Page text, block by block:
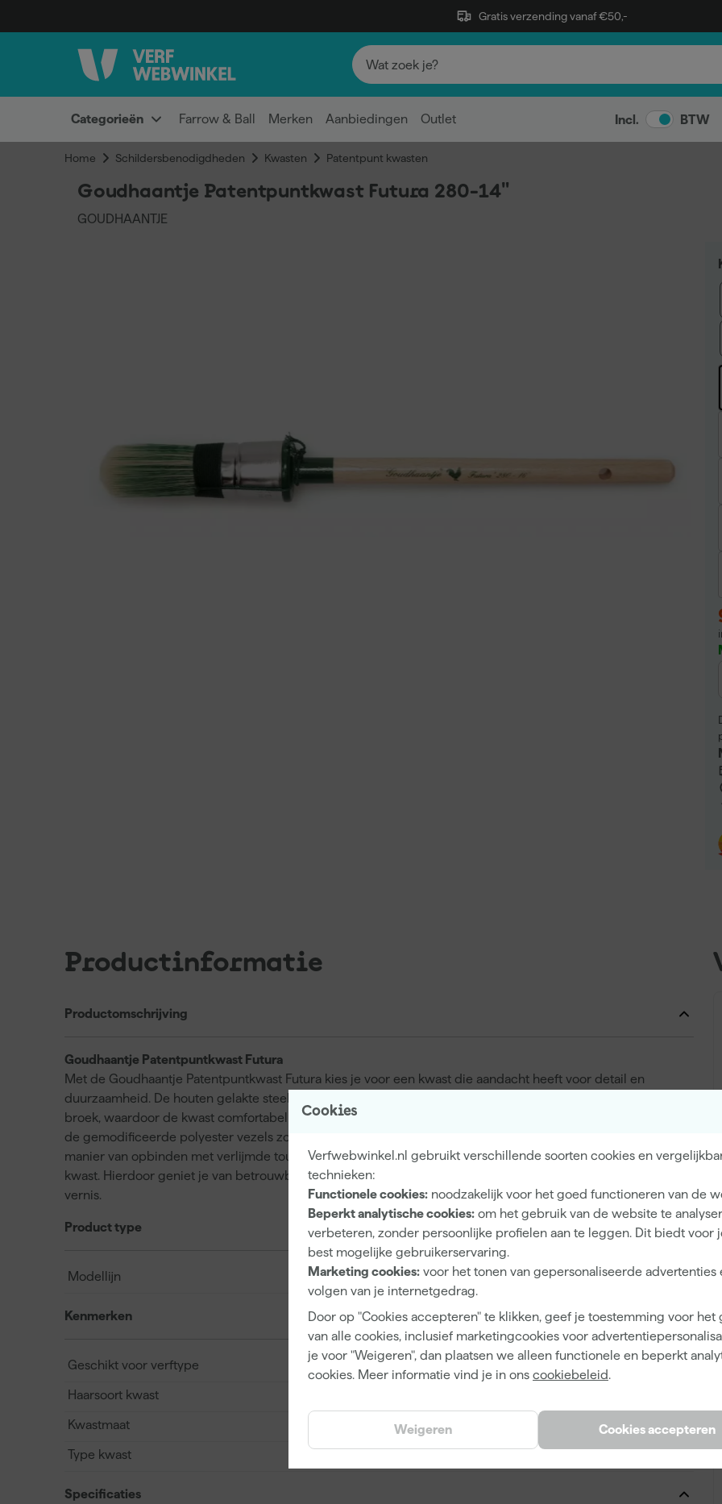
Gratis verzending vanaf €50,-
Categorieën Farrow & Ball Merken Aanbiedingen Outlet Incl. BTW
Home Schildersbenodigdheden Kwasten Patentpunt kwasten
Cookies
Verfwebwinkel.nl gebruikt verschillende soorten cookies en
technieken:
Functionele cookies: noodzakelijk voor het goed functioneren van de
Beperkt analytische cookies: om het gebruik van de website te
verbeteren, zonder persoonlijke profielen aan te leggen. Dit biedt voor
best mogelijke gebruikerservaring.
Marketing cookies: voor het tonen van gepersonaliseerde advertenties
volgen van je internetgedrag.
Door op "Cookies accepteren" te klikken, geef je toestemming voor het
van alle cookies, inclusief marketingcookies voor
je voor "Weigeren", dan plaatsen we alleen functionele en beperkt
cookies. Meer informatie vind je in ons cookiebeleid.
Cookies accepteren
Weigeren
Goudhaantje Patentpuntkwast Futura 280-14"
GOUDHAANTJE
Productinformatie
Productomschrijving
Goudhaantje Patentpuntkwast Futura
Met de Goudhaantje Patentpuntkwast Futura kies je voor een kwast die aandacht heeft voor detail en
duurzaamheid. De houten gelakte steel ligt prettig in de hand en is voorzien van een kenmerkende groene
broek, waardoor de kwast comfortabel en stabiel werkt. Dankzij de inox bus blijft de constructie stevig, terwijl
de gemodificeerde polyester vezels zorgen voor een strakke verfopname en egale afwerking. De speciale
manier van opbinden met verlijmde touwwoeling voorkomt haaruitval en vergroot de levensduur van de
kwast. Hierdoor geniet je van betrouwbare prestaties bij precisiewerk, of je nu bezig bent met lak, beits of
vernis.
Product type
Modellijn Patentpuntkwast Futura 280
Kenmerken
Geschikt voor verftype Hybride
Haarsoort kwast
Kwastmaat 14
Type kwast
Specificaties